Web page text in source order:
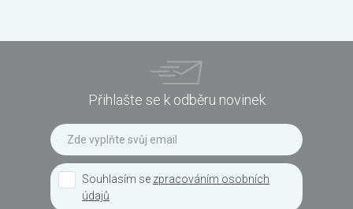
Přihlašte se k odběru novinek
Souhlasím se zpracováním osobních
údajů